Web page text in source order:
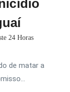
24 Horas
de matar a